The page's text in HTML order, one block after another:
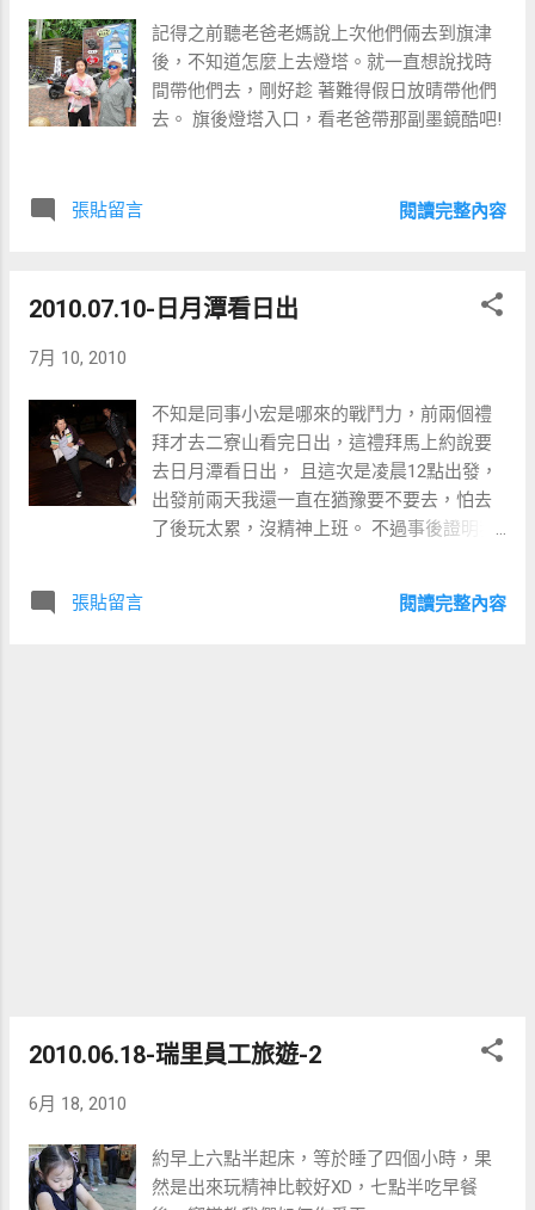
記得之前聽老爸老媽說上次他們倆去到旗津
後，不知道怎麼上去燈塔。就一直想說找時
間帶他們去，剛好趁 著難得假日放晴帶他們
去。 旗後燈塔入口，看老爸帶那副墨鏡酷吧!
張貼留言 閱讀完整內容
2010.07.10-日月潭看日出
7月 10, 2010
不知是同事小宏是哪來的戰鬥力，前兩個禮
拜才去二寮山看完日出，這禮拜馬上約說要
去日月潭看日出， 且這次是凌晨12點出發，
出發前兩天我還一直在猶豫要不要去，怕去
了後玩太累，沒精神上班。 不過事後證明我
小宏不知是不是蠻牛太強了，和上次一樣一
張貼留言 閱讀完整內容
2010.06.18-瑞里員工旅遊-2
6月 18, 2010
約早上六點半起床，等於睡了四個小時，果
然是出來玩精神比較好XD，七點半吃早餐